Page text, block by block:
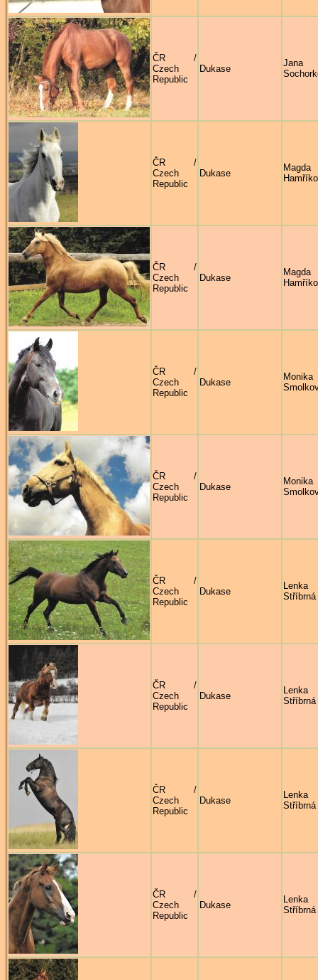
ČR /
Czech
Republic
Dukase
Jana
ČR /
Czech
Republic
Dukase
Magda
ČR /
Czech
Republic
Dukase
Magda
ČR /
Czech
Republic
Dukase
Monika
ČR /
Czech
Republic
Dukase
Monika
ČR /
Czech
Republic
Dukase
Lenka
Stříbrná
ČR /
Czech
Republic
Dukase
Lenka
Stříbrná
ČR /
Czech
Republic
Dukase
Lenka
Stříbrná
ČR /
Czech
Republic
Dukase
Lenka
Stříbrná